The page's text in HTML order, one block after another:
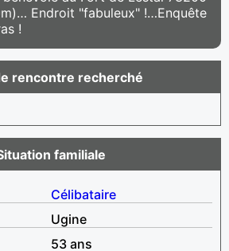
Endroit "fabuleux" !…Enquête
!
rencontre recherché
familiale
Célibataire
Ugine
53 ans